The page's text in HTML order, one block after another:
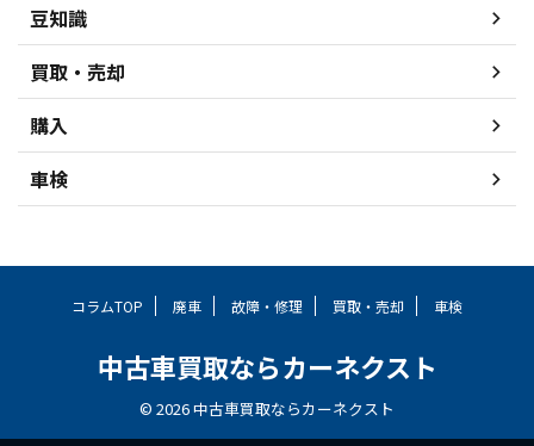
豆知識
買取・売却
購入
車検
コラムTOP 廃車 故障・修理 買取・売却 車検
中古車買取ならカーネクスト
© 2026 中古車買取ならカーネクスト